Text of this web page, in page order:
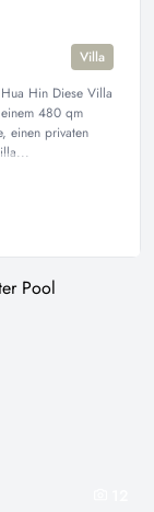
Villa
Hin Diese Villa
480 qm
einen privaten